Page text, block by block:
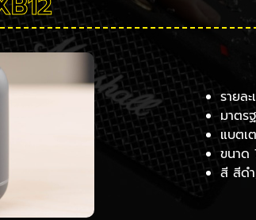
รายล
มาตร
แบตเ
ขนาด
สี สีดำ